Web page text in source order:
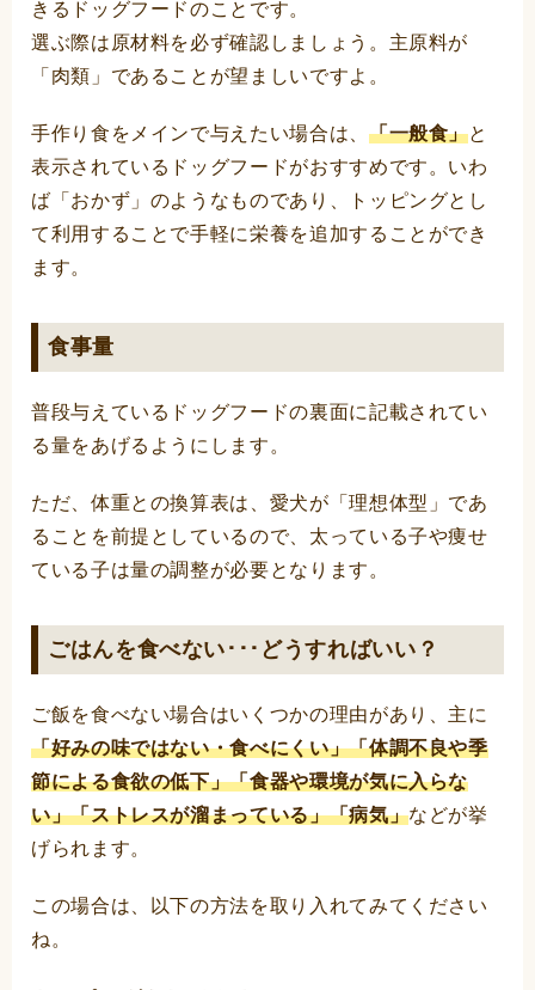
きるドッグフードのことです。
選ぶ際は原材料を必ず確認しましょう。主原料が
「肉類」であることが望ましいですよ。
手作り食をメインで与えたい場合は、 「一般食」と
表示されているドッグフードがおすすめです。いわ
ば「おかず」のようなものであり、トッピングとし
て利用することで手軽に栄養を追加することができ
ます。
食事量
普段与えているドッグフードの裏面に記載されてい
る量をあげるようにします。
ただ、体重との換算表は、愛犬が「理想体型」であ
ることを前提としているので、太っている子や痩せ
ている子は量の調整が必要となります。
ごはんを食べない･･･どうすればいい？
ご飯を食べない場合はいくつかの理由があり、主に
「好みの味ではない・食べにくい」「体調不良や季
節による食欲の低下」「食器や環境が気に入らな
い」「ストレスが溜まっている」「病気」などが挙
げられます。
この場合は、以下の方法を取り入れてみてください
ね。